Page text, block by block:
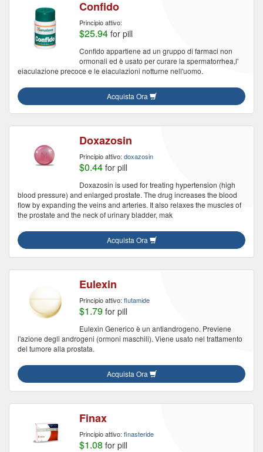
Confido
Principio attivo:
$25.94 for pill
Confido appartiene ad un gruppo di farmaci non
ormonali ed è usato per curare la spermatorrhea,l'
eiaculazione precoce e le eiaculazioni notturne nell'uomo.
Acquista Ora
Doxazosin
Principio attivo: doxazosin
$0.44 for pill
Doxazosin is used for treating hypertension (high
blood pressure) and enlarged prostate. The drug increases the blood
flow by expanding the veins and arteries. It also relaxes the muscles of
the prostate and the neck of urinary bladder, mak
Acquista Ora
Eulexin
Principio attivo: flutamide
$1.79 for pill
Eulexin Generico è un antiandrogeno. Previene
l'azione degli androgeni (ormoni maschili). Viene usato nel trattamento
del tumore alla prostata.
Acquista Ora
Finax
Principio attivo: finasteride
$1.08 for pill